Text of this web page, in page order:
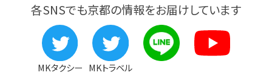
各SNSでも京都の情報をお届けしています
MKタクシー MKトラベル